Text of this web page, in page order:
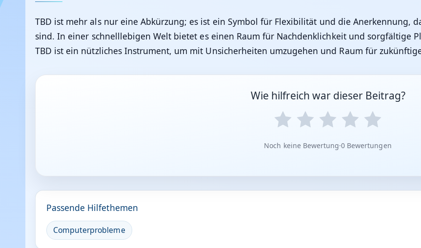
TBD ist mehr als nur eine Abkürzung; es ist ein Symbol für Flexibilität und die Anerkennung,
sind. In einer schnelllebigen Welt bietet es einen Raum für Nachdenklichkeit und sorgfältige
TBD ist ein nützliches Instrument, um mit Unsicherheiten umzugehen und Raum für
Wie hilfreich war dieser Beitrag?
Noch keine Bewertung·0 Bewertungen
Passende Hilfethemen
Computerprobleme